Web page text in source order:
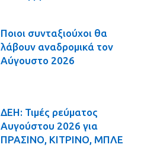
Ποιοι συνταξιούχοι θα
λάβουν αναδρομικά τον
Αύγουστο 2026
ΔΕΗ: Τιμές ρεύματος
Αυγούστου 2026 για
ΠΡΑΣΙΝΟ, ΚΙΤΡΙΝΟ, ΜΠΛΕ